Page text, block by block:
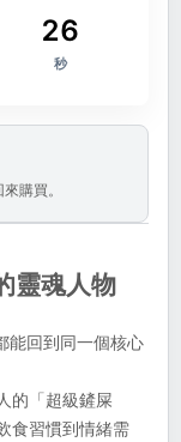
26
秒
購買。
靈魂人物
能回到同一個核心
的「超級鏟屎
食習慣到情緒需